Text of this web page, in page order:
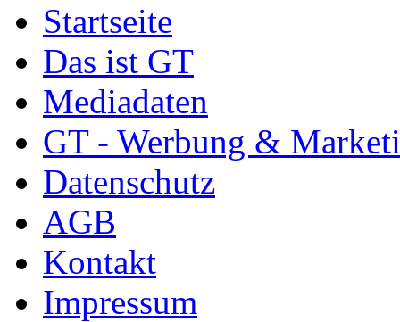
Startseite
Das ist GT
Mediadaten
GT - Werbung &
Datenschutz
AGB
Kontakt
Impressum